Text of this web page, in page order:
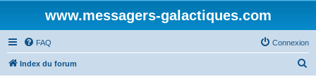
www.messagers-galactiques.com
FAQ Connexion
Index du forum